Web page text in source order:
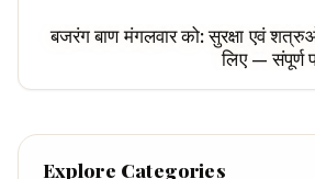
बजरंग बाण मंगलवार को: सुरक्षा एवं
लिए — संपूर्ण
Explore Categories